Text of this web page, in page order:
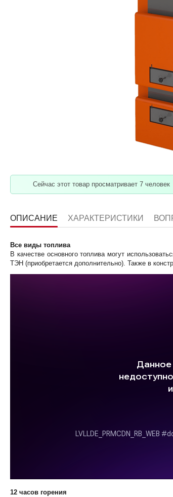
Сейчас этот товар просматривает 7 человек
ОПИСАНИЕ ХАРАКТЕРИСТИКИ
Все виды топлива
В качестве основного топлива могут
ТЭН (приобретается дополнительно). Также в
12 часов горения